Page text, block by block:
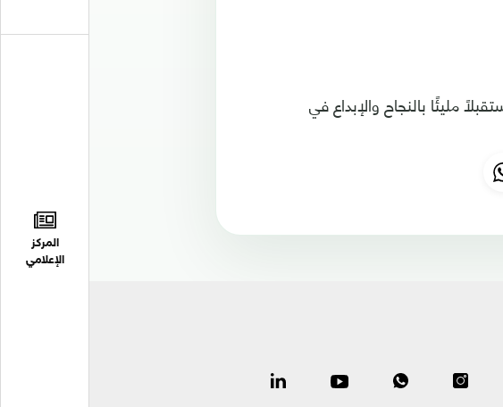
المركز
الإعلامي
مليئًا بالنجاح والإبداع في